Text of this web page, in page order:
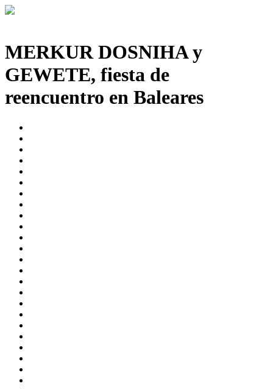
MERKUR DOSNIHA y
GEWETE, fiesta de
reencuentro en Baleares